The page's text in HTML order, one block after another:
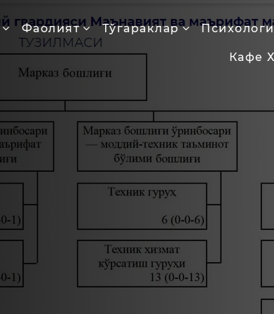
Фаолият Тўгараклар
Кафе